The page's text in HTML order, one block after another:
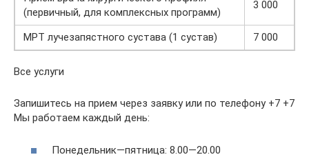
(первичный, для комплексных программ)
3 000
МРТ лучезапястного сустава (1 сустав) 7 000
Все услуги
Запишитесь на прием через заявку или по телефону +7 +7
Мы работаем каждый день:
Понедельник—пятница: 8.00—20.00